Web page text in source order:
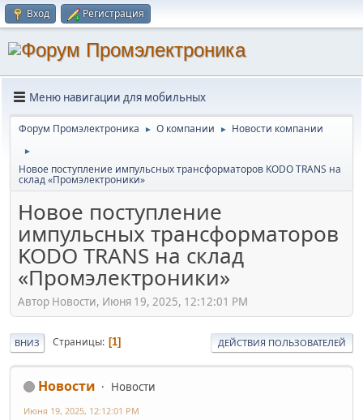
Вход Регистрация
Меню навигации для мобильных
Форум Промэлектроника ► О компании ► Новости компании
►
Новое поступление импульсных трансформаторов KODO TRANS на
склад «Промэлектроники»
Новое поступление
импульсных трансформаторов
KODO TRANS на склад
«Промэлектроники»
Автор Новости, Июня 19, 2025, 12:12:01 PM
ВНИЗ Страницы 1 ДЕЙСТВИЯ ПОЛЬЗОВАТЕЛЕЙ
Новости Новости
Июня 19, 2025, 12:12:01 PM